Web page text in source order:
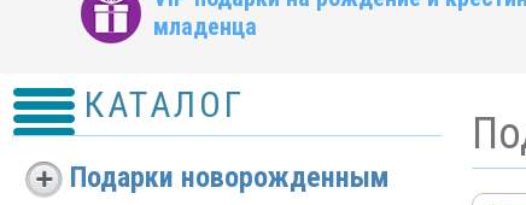
младенца
КАТАЛОГ
Подарки новорожденным